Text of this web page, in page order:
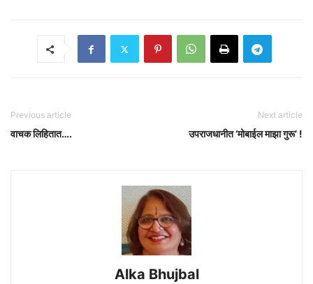
Previous article
वाचक लिहितात….
Next article
उपराजधानीत ‘मोबाईल माझा गुरू’ !
Alka Bhujbal